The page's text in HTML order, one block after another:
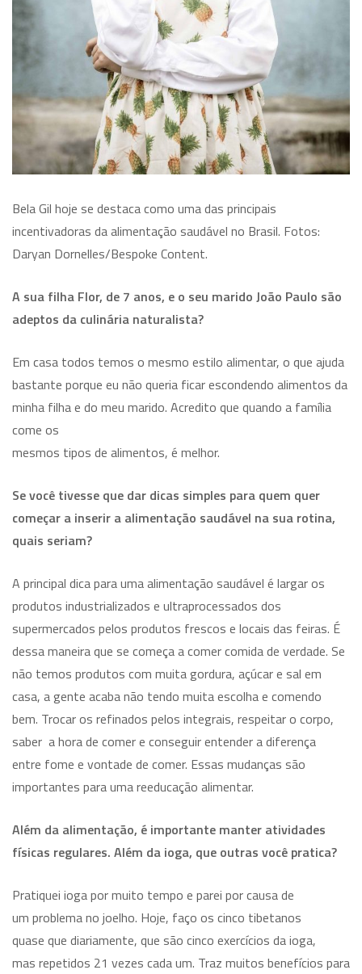
Bela Gil hoje se destaca como uma das principais
incentivadoras da alimentação saudável no Brasil. Fotos:
Daryan Dornelles/Bespoke Content.
A sua filha Flor, de 7 anos, e o seu marido João Paulo são
adeptos da culinária naturalista?
Em casa todos temos o mesmo estilo alimentar, o que ajuda
bastante porque eu não queria ficar escondendo alimentos da
minha filha e do meu marido. Acredito que quando a família
come os
mesmos tipos de alimentos, é melhor.
Se você tivesse que dar dicas simples para quem quer
começar a inserir a alimentação saudável na sua rotina,
quais seriam?
A principal dica para uma alimentação saudável é largar os
produtos industrializados e ultraprocessados dos
supermercados pelos produtos frescos e locais das feiras. É
dessa maneira que se começa a comer comida de verdade. Se
não temos produtos com muita gordura, açúcar e sal em
casa, a gente acaba não tendo muita escolha e comendo
bem. Trocar os refinados pelos integrais, respeitar o corpo,
saber a hora de comer e conseguir entender a diferença
entre fome e vontade de comer. Essas mudanças são
importantes para uma reeducação alimentar.
Além da alimentação, é importante manter atividades
físicas regulares. Além da ioga, que outras você pratica?
Pratiquei ioga por muito tempo e parei por causa de
um problema no joelho. Hoje, faço os cinco tibetanos
quase que diariamente, que são cinco exercícios da ioga,
mas repetidos 21 vezes cada um. Traz muitos benefícios para